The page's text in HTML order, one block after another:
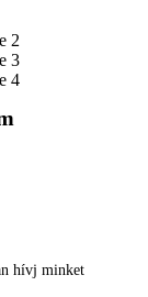
hívj minket